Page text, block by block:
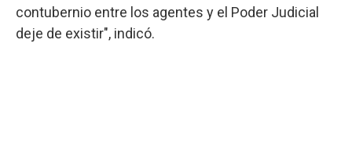
contubernio entre los agentes y el Poder Judicial
deje de existir", indicó.